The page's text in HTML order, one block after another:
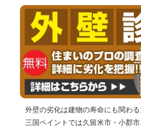
外壁の劣化は建物の寿命にも関わる
三国ペイントでは久留米市・小郡